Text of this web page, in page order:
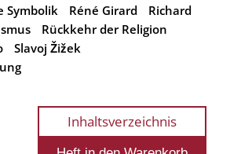
Symbolik Réné Girard
Richard
Rückkehr der Religion
Slavoj Žižek
Inhaltsverzeichnis